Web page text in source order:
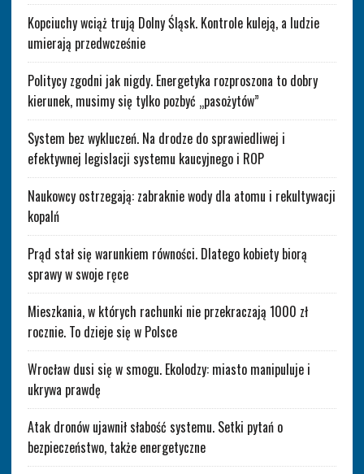
Kopciuchy wciąż trują Dolny Śląsk. Kontrole kuleją, a ludzie
umierają przedwcześnie
Politycy zgodni jak nigdy. Energetyka rozproszona to dobry
kierunek, musimy się tylko pozbyć „pasożytów”
System bez wykluczeń. Na drodze do sprawiedliwej i
efektywnej legislacji systemu kaucyjnego i ROP
Naukowcy ostrzegają: zabraknie wody dla atomu i rekultywacji
kopalń
Prąd stał się warunkiem równości. Dlatego kobiety biorą
sprawy w swoje ręce
Mieszkania, w których rachunki nie przekraczają 1000 zł
rocznie. To dzieje się w Polsce
Wrocław dusi się w smogu. Ekolodzy: miasto manipuluje i
ukrywa prawdę
Atak dronów ujawnił słabość systemu. Setki pytań o
bezpieczeństwo, także energetyczne